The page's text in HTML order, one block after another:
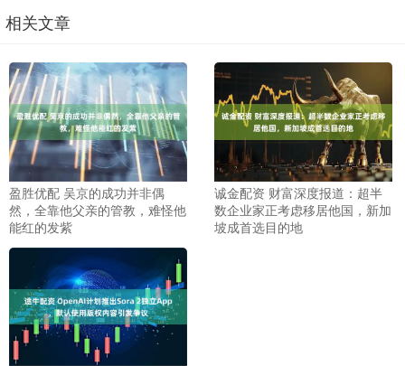
相关文章
盈胜优配 吴京的成功并非偶
然，全靠他父亲的管教，难怪他
能红的发紫
诚金配资 财富深度报道：超半
数企业家正考虑移居他国，新加
坡成首选目的地